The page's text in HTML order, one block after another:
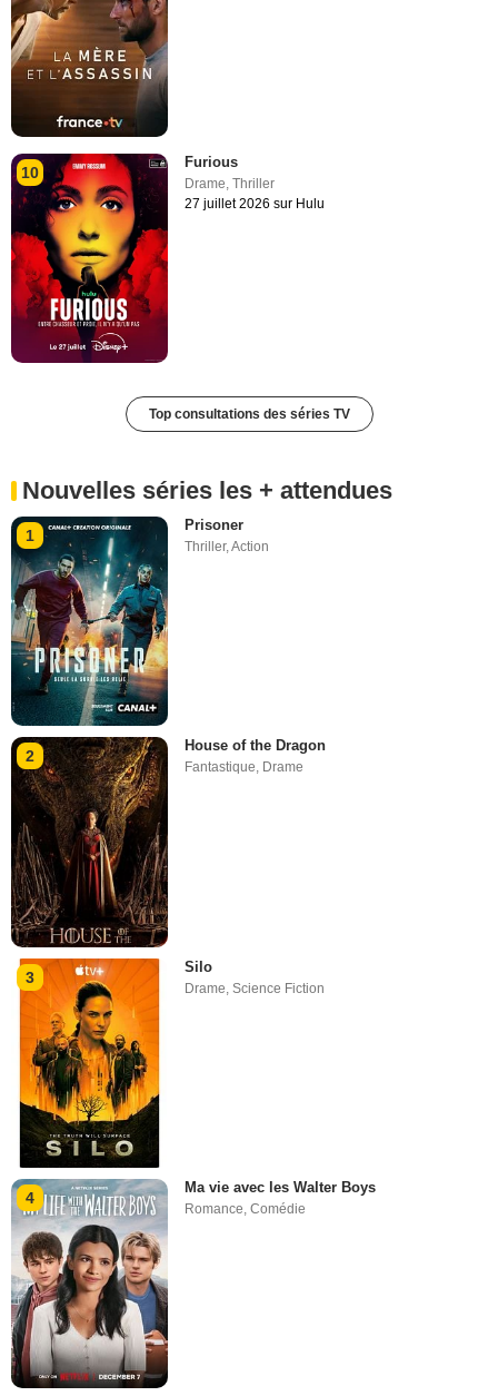
10
Furious
Drame ,Thriller
27 juillet 2026 sur Hulu
Top consultations des séries TV
Nouvelles séries les + attendues
1
Prisoner
Thriller,Action
2
House of the Dragon
Fantastique, Drame
3
Silo
Drame ,Science Fiction
4
Ma vie avec les Walter Boys
Romance,Comédie